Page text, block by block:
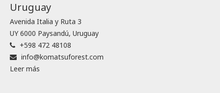
Uruguay
Avenida Italia y Ruta 3
UY 6000 Paysandú, Uruguay
+598 472 48108
info@komatsuforest.com
Leer más